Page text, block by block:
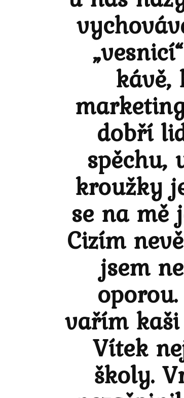
kávě,
dobří
spěchu,
kroužky
se na mě
Cizím
jsem
vařím kaši
Vítek
školy.